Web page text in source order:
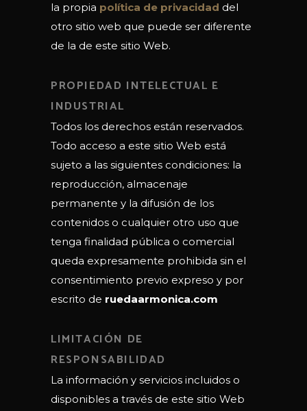
la propia política de privacidad del
otro sitio web que puede ser diferente
de la de este sitio Web.
PROPIEDAD INTELECTUAL E
INDUSTRIAL
Todos los derechos están reservados.
Todo acceso a este sitio Web está
sujeto a las siguientes condiciones: la
reproducción, almacenaje
permanente y la difusión de los
contenidos o cualquier otro uso que
tenga finalidad pública o comercial
queda expresamente prohibida sin el
consentimiento previo expreso y por
escrito de ruedaarmonica.com
LIMITACIÓN DE
RESPONSABILIDAD
La información y servicios incluidos o
disponibles a través de este sitio Web